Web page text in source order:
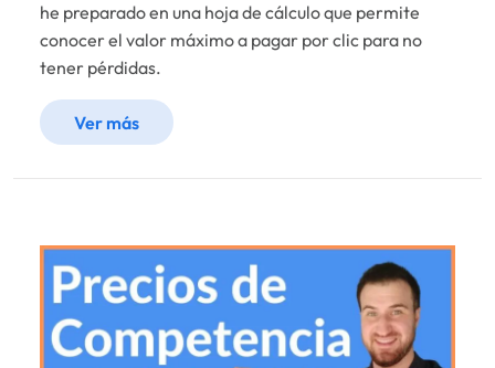
he preparado en una hoja de cálculo que permite
conocer el valor máximo a pagar por clic para no
tener pérdidas.
Ver más